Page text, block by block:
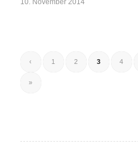
10. November 2014
‹ 1 2 3 4
»